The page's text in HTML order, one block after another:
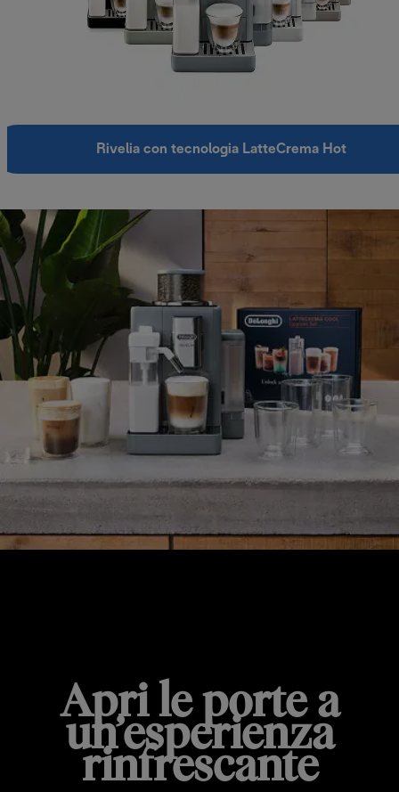
Rivelia con tecnologia LatteCrema Hot
Apri le porte a
un’esperienza
rinfrescante